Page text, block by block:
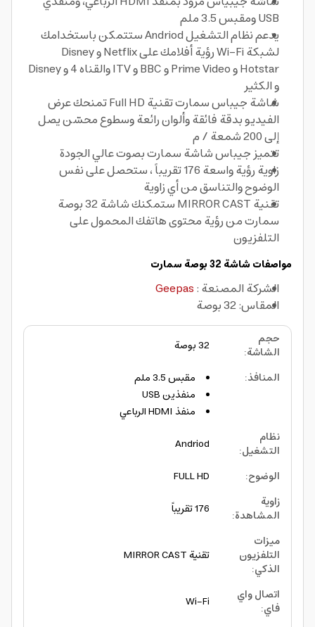
USB ومقبس 3.5 ملم
يدعم نظام التشغيل Andriod ستتمكن باستخدامك
لشبكة Wi-Fi رؤية أفلامك على Netflix و Disney
Hotstar و Prime Video و BBC و ITV والقناه 4 و Disney
و الكثير
شاشة جيباس سمارت تقنية Full HD تمنحك عرض
الفيديو بدقة فائقة وألوان رائعة وسطوع محسّن يصل
إلى 200 شمعة / م
تتميز جيباس شاشة سمارت بصوت عالي الجودة
زاوية رؤية واسعة 176 تقريباً ، ستحصل على نفس
الوضوح والتناسق من أي زاوية
تقنية MIRROR CAST ستمكنك شاشة 32 بوصة
سمارت من رؤية محتوى هاتفك المحمول على
التلفزيون
مواصفات شاشة 32 بوصة سمارت
الشركة المصنعة :Geepas
المقاس: 32 بوصة
حجم
الشاشة:
32 بوصة
المنافذ:
مقبس 3.5 ملم
منفذين USB
منفذ HDMI الرباعي
نظام
التشغيل:
Andriod
الوضوح:
FULL HD
زاوية
المشاهدة:
176 تقريباً
ميزات
التلفزيون
الذكي:
تقنية MIRROR CAST
اتصال واي
فاي:
Wi-Fi